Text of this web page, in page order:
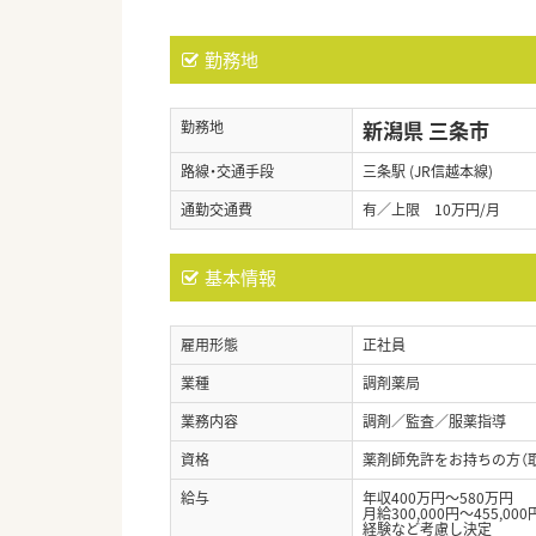
勤務地
勤務地 新潟県 三条市
路線・交通手段
三条駅 (JR信越本線)
通勤交通費
有／上限 10万円/月
基本情報
雇用形態
正社員
業種
調剤薬局
業務内容
調剤／監査／服薬指導
資格
薬剤師免許をお持ちの方（
給与
年収400万円～580万円
月給300,000円～455,000
経験など考慮し決定